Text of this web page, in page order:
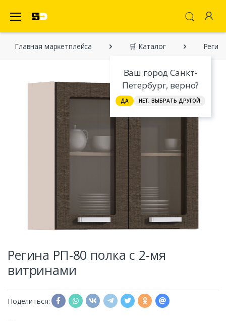
Ваш город Санкт-
Петербург, верно?
ДА НЕТ, ВЫБРАТЬ ДРУГОЙ
Главная марĸетплейса 🛒 Каталог
Регина РП-80 полка с 2-мя
витринами
Поделиться: